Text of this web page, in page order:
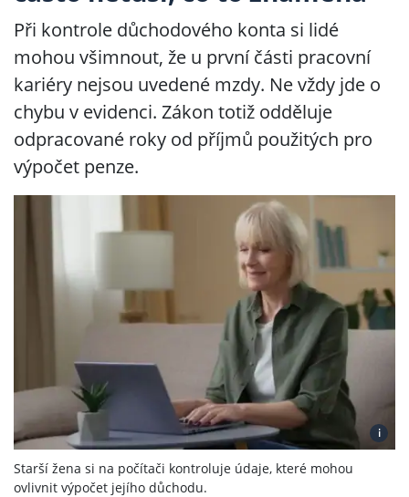
Při kontrole důchodového konta si lidé
mohou všimnout, že u první části pracovní
kariéry nejsou uvedené mzdy. Ne vždy jde o
chybu v evidenci. Zákon totiž odděluje
odpracované roky od příjmů použitých pro
výpočet penze.
i
Starší žena si na počítači kontroluje údaje, které mohou
ovlivnit výpočet jejího důchodu.